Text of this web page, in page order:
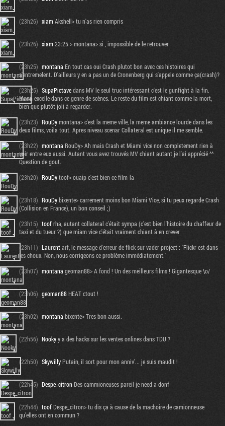
(23h26) xiamAkshell> tu n'as rien compris
(23h26) xiam23:25 > montana> si , impossible de le retrouver
(23h25) montana En tout cas oui Crash plutot bon avec ces histoires qui
s'entremelent. D'ailleurs y en a pas un de Cronenberg qui s'appele comme ça(crash)?
(23h25) SupaPictavedans MV le seul truc intéressant c'est le gunfight à la fin.
Mann excelle dans ce genre de scènes. Le reste du film est chiant comme la mort,
bien que plutôt joli à regarder.
(23h23) RouDymontana> c'est la meme ville, la meme ambiance lourde dans les
deux films, voila tout. Apres niveau scenar Collateral est unique il me semble.
(23h22) montana RouDy> Ah mais Crash et Miami vice non completement rien à
voir entre eux aussi. Autant vous avez trouvés MV chiant autant je l'ai apprécié ^^
Question de gout.
(23h20) RouDytoof> ouaip c'est bien ce film-la
(23h18) RouDybixente> carrement moins bon Miami Vice, si tu peux regarde Crash
(Collision en France), un bon conseil ;)
(23h15) toofrha, autant collateral c'était sympa (c'est bien l'histoire du chaffeur de
taxi et du tueur ?) que miam vice c'était vraiment chiant à en crever
(23h11) Laurentarf, le message d'erreur de flick sur vader project : "Flickr est dans
les choux. Non, nous corrigeons ce problème immédiatement."
(23h07) montana geoman88> A fond ! Un des meilleurs films ! Gigantesque \o/
(23h06) geoman88HEAT ctout !
(23h02) montana bixente> Tres bon aussi.
(22h56) Nookyy a des hacks sur les ventes onlines dans TDU ?
(22h50) SkywillyPutain, il sort pour mon anniv'... je suis maudit !
(22h45) Despe_citronDes cammioneuses pareil je need a donf
(22h44) toofDespe_citron> tu dis ça à cause de la machoire de camionneuse
qu'elles ont en commun ?